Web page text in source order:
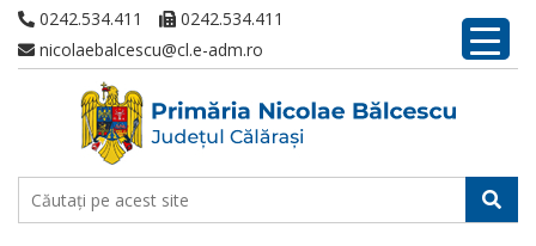
0242.534.411
0242.534.411
nicolaebalcescu@cl.e-adm.ro